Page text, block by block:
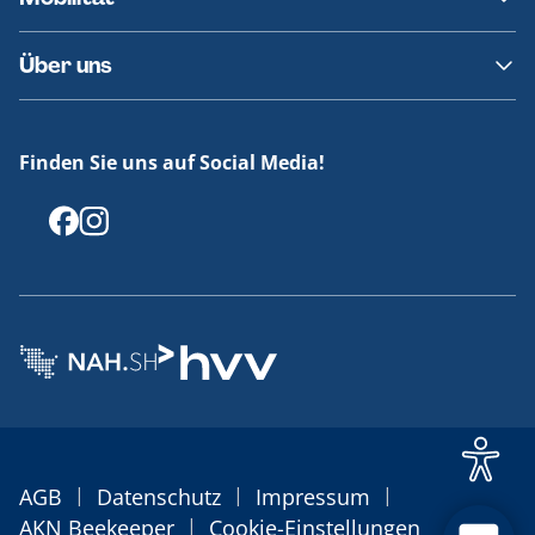
Fundsachen
Häufige Fragen
Barrierefreies Reisen
Erklärung Barrierefreiheit
Über uns
Offenlegungen
Finden Sie uns auf Social Media!
AGB | Datenschutz | Impressum |
AKN Beekeeper | Cookie-Einstellungen